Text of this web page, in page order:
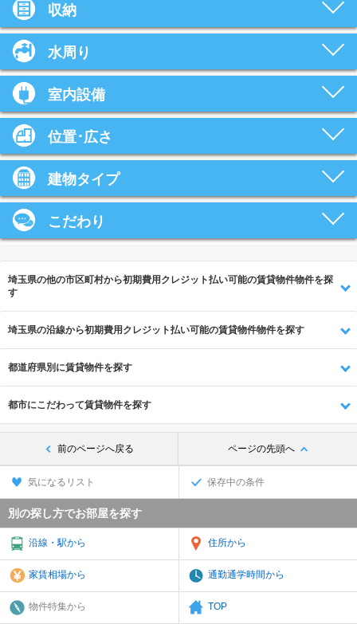
収納
水周り
室内設備
位置･広さ
建物タイプ
こだわり
埼玉県の他の市区町村から初期費用クレジット払い可能の賃貸物件物件を探
す
埼玉県の沿線から初期費用クレジット払い可能の賃貸物件物件を探す
都道府県別に賃貸物件を探す
都市にこだわって賃貸物件を探す
前のページへ戻る ページの先頭へ
気になるリスト 保存中の条件
別の探し方でお部屋を探す
沿線・駅から 住所から
家賃相場から 通勤通学時間から
物件特集から TOP